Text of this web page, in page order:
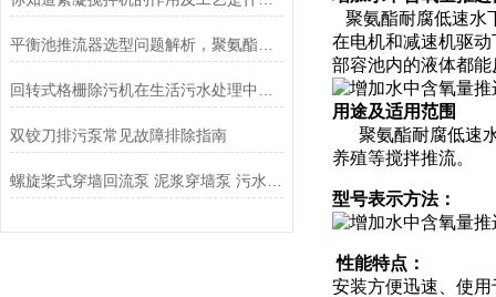
平衡池推流器选型问题解析，聚氨酯，玻璃钢如何选型？
双铰刀排污泵常见故障排除指南
聚氨酯耐腐低速水
在电机和减速机驱
部容池内的液体都
用途及适用范围
聚氨酯耐腐低速水
养殖等搅拌推流。
型号表示方法：
性能特点：
安装方便迅速、使